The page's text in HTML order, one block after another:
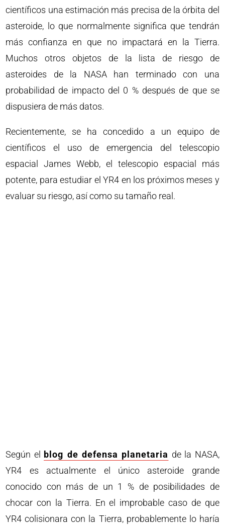
científicos una estimación más precisa de la órbita del
asteroide, lo que normalmente significa que tendrán
más confianza en que no impactará en la Tierra.
Muchos otros objetos de la lista de riesgo de
asteroides de la NASA han terminado con una
probabilidad de impacto del 0 % después de que se
dispusiera de más datos.
Recientemente, se ha concedido a un equipo de
científicos el uso de emergencia del telescopio
espacial James Webb, el telescopio espacial más
potente, para estudiar el YR4 en los próximos meses y
evaluar su riesgo, así como su tamaño real.
Según el blog de defensa planetaria de la NASA,
YR4 es actualmente el único asteroide grande
conocido con más de un 1 % de posibilidades de
chocar con la Tierra. En el improbable caso de que
YR4 colisionara con la Tierra, probablemente lo haría